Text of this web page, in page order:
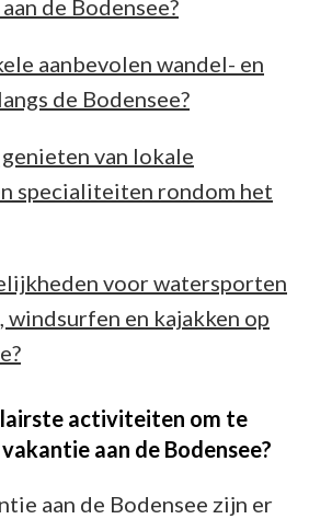
de Bodensee?
aanbevolen wandel- en
de Bodensee?
van lokale
specialiteiten rondom het
voor watersporten
windsurfen en kajakken op
activiteiten om te
aan de Bodensee?
aan de Bodensee zijn er